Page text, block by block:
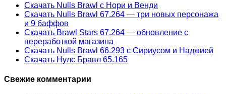
Скачать Nulls Brawl с Нори и Венди
Скачать Nulls Brawl 67.264 — три новых персонажа
и 9 баффов
Скачать Brawl Stars 67.264 — обновление с
переработкой магазина
Скачать Nulls Brawl 66.293 с Сириусом и Наджией
Скачать Нулс Бравл 65.165
Свежие комментарии